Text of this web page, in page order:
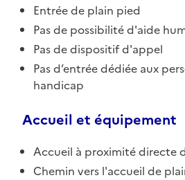
Entrée de plain pied
Pas de possibilité d'aide
Pas de dispositif d'appel
Pas d’entrée dédiée aux
handicap
Accueil et équipement
Accueil à proximité directe
Chemin vers l'accueil de